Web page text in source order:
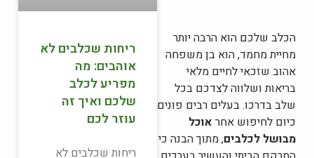
הכלב שלכם הוא הרבה יותר
מחיית מחמד, הוא בן משפחה
אהוב שזכאי לחיים מלאי
בריאות ושלווה לצדכם בכל
שלב בדרכו. בעלים רבים פונים
כיום לחיפוש אחר אוכל
מבושל לכלבים, מתוך הבנה כי
ריחות שכלבים לא
אוהבים: מה
מפריע לכלב
שלכם ואיך זה
עוזר לכם
ריחות שכלבים לא